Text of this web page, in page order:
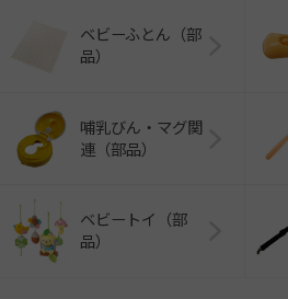
ベビーふとん（部
品）
哺乳びん・マグ関
連（部品）
ベビートイ（部
品）